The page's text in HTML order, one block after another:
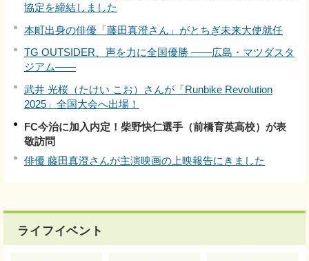
協定を締結しました
本町出身の俳優「藤田真澄さん」がとちぎ未来大使就任
TG OUTSIDER、声を力に全国優勝 ――広島・マツダスタ
ジアム――
武井 光桜（たけい こお）さんが「Runbike Revolution
2025」全国大会へ出場！
FC今治に加入内定！柴野快仁選手（前橋育英高校）が表
敬訪問
俳優 藤田真澄さんが主演映画の上映報告にきました
ライフイベント